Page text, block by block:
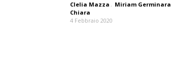
Clelia Mazza , Miriam Germinara
Chiara
4 Febbraio 2020